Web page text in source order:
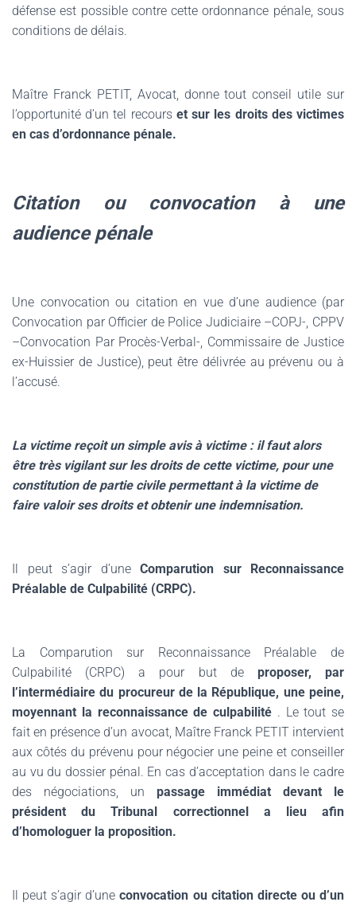
défense est possible contre cette ordonnance pénale, sous
conditions de délais.
Maître Franck PETIT, Avocat, donne tout conseil utile sur
l’opportunité d’un tel recours et sur les droits des victimes
en cas d’ordonnance pénale.
Citation ou convocation à une
audience pénale
Une convocation ou citation en vue d’une audience (par
Convocation par Officier de Police Judiciaire –COPJ-, CPPV
–Convocation Par Procès-Verbal-, Commissaire de Justice
ex-Huissier de Justice), peut être délivrée au prévenu ou à
l’accusé.
La victime reçoit un simple avis à victime : il faut alors
être très vigilant sur les droits de cette victime, pour une
constitution de partie civile permettant à la victime de
faire valoir ses droits et obtenir une indemnisation.
Il peut s’agir d’une Comparution sur Reconnaissance
Préalable de Culpabilité (CRPC).
La Comparution sur Reconnaissance Préalable de
Culpabilité (CRPC) a pour but de proposer, par
l’intermédiaire du procureur de la République, une peine,
moyennant la reconnaissance de culpabilité . Le tout se
fait en présence d’un avocat, Maître Franck PETIT intervient
aux côtés du prévenu pour négocier une peine et conseiller
au vu du dossier pénal. En cas d’acceptation dans le cadre
des négociations, un passage immédiat devant le
président du Tribunal correctionnel a lieu afin
d’homologuer la proposition.
Il peut s’agir d’uneconvocation ou citation directe ou d’un